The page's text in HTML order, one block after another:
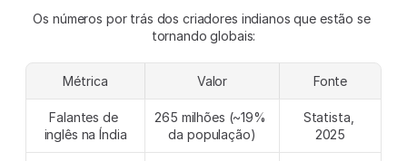
Os números por trás dos criadores indianos que estão se
tornando globais:
Métrica Valor Fonte
Falantes de
inglês na Índia
265 milhões (~19%
da população)
Statista,
2025